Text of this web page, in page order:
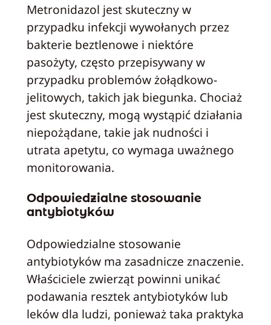
Metronidazol jest skuteczny w
przypadku infekcji wywołanych przez
bakterie beztlenowe i niektóre
pasożyty, często przepisywany w
przypadku problemów żołądkowo-
jelitowych, takich jak biegunka. Chociaż
jest skuteczny, mogą wystąpić działania
niepożądane, takie jak nudności i
utrata apetytu, co wymaga uważnego
monitorowania.
Odpowiedzialne stosowanie
antybiotyków
Odpowiedzialne stosowanie
antybiotyków ma zasadnicze znaczenie.
Właściciele zwierząt powinni unikać
podawania resztek antybiotyków lub
leków dla ludzi, ponieważ taka praktyka